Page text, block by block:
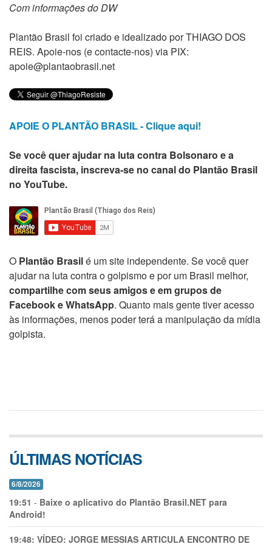
Com informações do DW
Plantão Brasil foi criado e idealizado por THIAGO DOS
REIS. Apoie-nos (e contacte-nos) via PIX:
apoie@plantaobrasil.net
APOIE O PLANTÃO BRASIL - Clique aqui!
Se você quer ajudar na luta contra Bolsonaro e a
direita fascista, inscreva-se no canal do Plantão Brasil
no YouTube.
O Plantão Brasilé um site independente. Se você quer
ajudar na luta contra o golpismo e por um Brasil melhor,
compartilhe com seus amigos e em grupos de
Facebook e WhatsApp. Quanto mais gente tiver acesso
às informações, menos poder terá a manipulação da mídia
golpista.
ÚLTIMAS NOTÍCIAS
6/8/2026
19:51 - Baixe o aplicativo do Plantão Brasil.NET para
Android!
19:48: VÍDEO: JORGE MESSIAS ARTICULA ENCONTRO DE